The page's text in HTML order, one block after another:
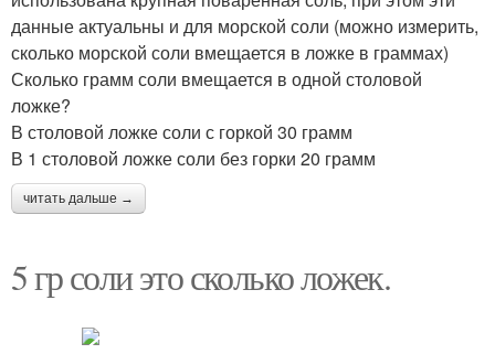
данные актуальны и для морской соли (можно измерить,
сколько морской соли вмещается в ложке в граммах)
Сколько грамм соли вмещается в одной столовой
ложке?
В столовой ложке соли с горкой 30 грамм
В 1 столовой ложке соли без горки 20 грамм
читать дальше →
5 гр соли это сколько ложек.